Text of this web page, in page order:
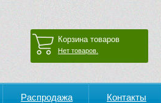
Корзина товаров
Нет товаров.
Распродажа Контакты